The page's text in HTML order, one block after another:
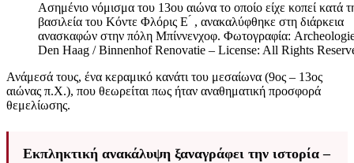
Ασημένιο νόμισμα του 13ου αιώνα το οποίο είχε κοπεί κατά
βασιλεία του Κόντε Φλόρις Ε ́ , ανακαλύφθηκε στη διάρκεια
ανασκαφών στην πόλη Μπίννενχοφ. Φωτογραφία:
Den Haag / Binnenhof Renovatie – License: All Rights
Ανάμεσά τους, ένα κεραμικό κανάτι του μεσαίωνα (9ος – 13ος
αιώνας π.Χ.), που θεωρείται πως ήταν αναθηματική προσφορά
θεμελίωσης.
Εκπληκτική ανακάλυψη ξαναγράφει την ιστορία –